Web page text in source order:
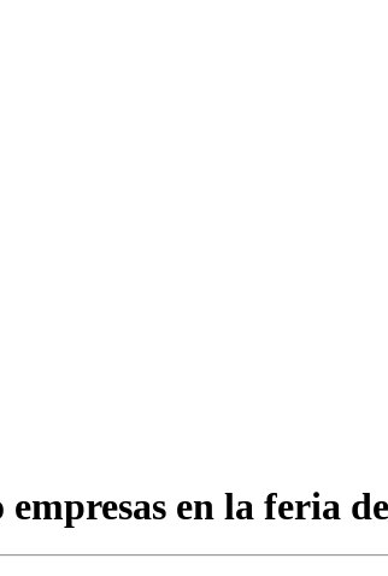
empresas en la feria